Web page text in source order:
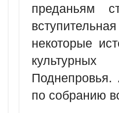
преданьям
некоторые
по собранию